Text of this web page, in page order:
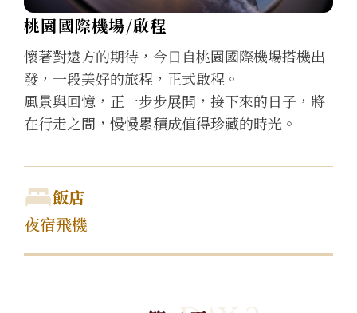
桃園國際機場/啟程
懷著對遠方的期待，今日自桃園國際機場搭機出
發，一段美好的旅程，正式啟程。
風景與回憶，正一步步展開，接下來的日子，將
在行走之間，慢慢累積成值得珍藏的時光。
飯店
夜宿飛機